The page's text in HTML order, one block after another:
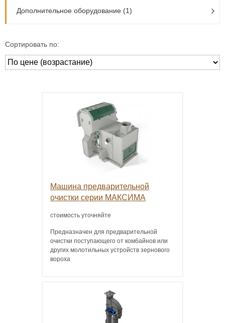
Дополнительное оборудование (1)
Сортировать по:
Машина предварительной
очистки серии МАКСИМА
стоимость уточняйте
Предназначен для предварительной
очистки поступающего от комбайнов или
других молотильных устройств зернового
вороха